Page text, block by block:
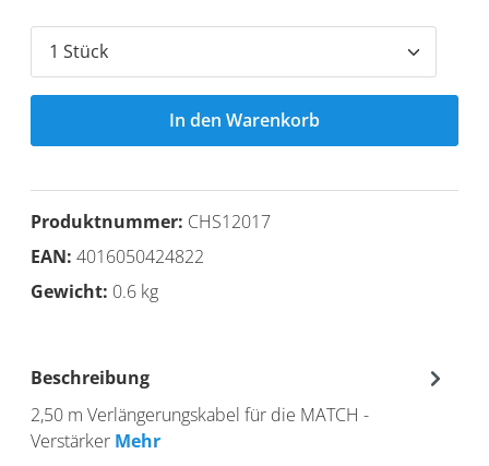
In den Warenkorb
Produktnummer: CHS12017
EAN: 4016050424822
Gewicht: 0.6 kg
Beschreibung
2,50 m Verlängerungskabel für die MATCH -
Verstärker Mehr